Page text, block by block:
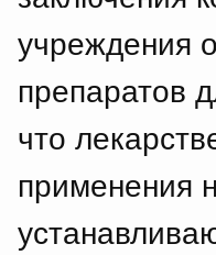
учреждения
препаратов
что
применения